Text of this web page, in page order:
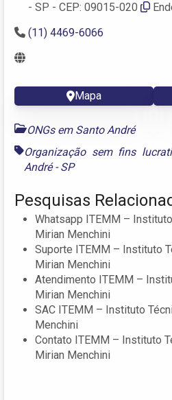
- SP - CEP: 09015-020
(11) 4469-6066
Mapa
ONGs em Santo André
Organização sem fins
André - SP
Pesquisas
Whatsapp ITEMM –
Mirian Menchini
Suporte ITEMM – Instituto
Mirian Menchini
Atendimento ITEMM –
Mirian Menchini
SAC ITEMM – Instituto
Menchini
Contato ITEMM – Instituto
Mirian Menchini